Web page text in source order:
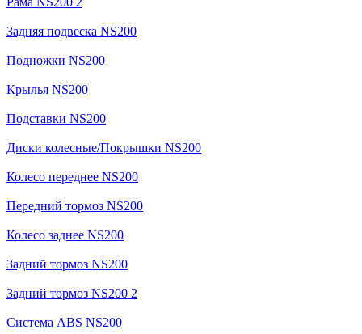
Задняя подвеска NS200
Подножки NS200
Крылья NS200
Подставки NS200
Диски колесные/Покрышки NS200
Колесо переднее NS200
Передний тормоз NS200
Колесо заднее NS200
Задний тормоз NS200
Задний тормоз NS200 2
Система ABS NS200